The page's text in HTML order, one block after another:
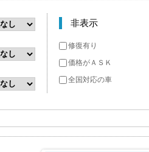
非表示
修復有り
価格がＡＳＫ
全国対応の車